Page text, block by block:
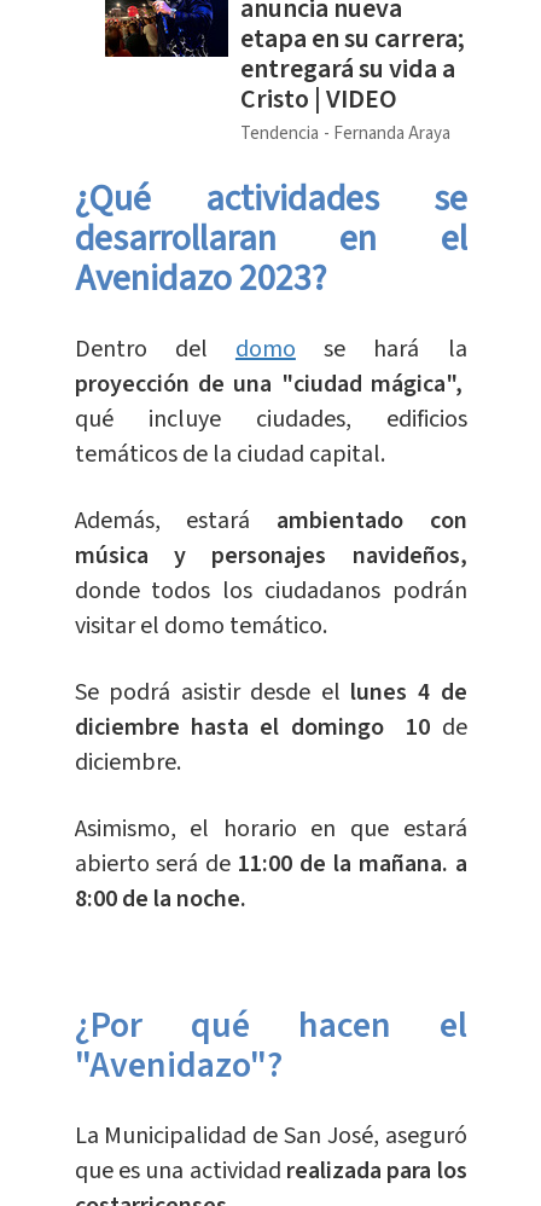
anuncia nueva
etapa en su carrera;
entregará su vida a
Cristo | VIDEO
Tendencia Fernanda Araya
¿Qué actividades se
desarrollaran en el
Avenidazo 2023?
Dentro del domose hará la
proyección de una "ciudad mágica",
qué incluye ciudades, edificios
temáticos de la ciudad capital.
Además, estará ambientado con
música y personajes navideños,
donde todos los ciudadanos podrán
visitar el domo temático.
Se podrá asistir desde el lunes 4 de
diciembre hasta el domingo 10 de
diciembre.
Asimismo, el horario en que estará
abierto será de 11:00 de la mañana. a
8:00 de la noche.
¿Por qué hacen el
"Avenidazo"?
La Municipalidad de San José, aseguró
que es una actividad realizada para los